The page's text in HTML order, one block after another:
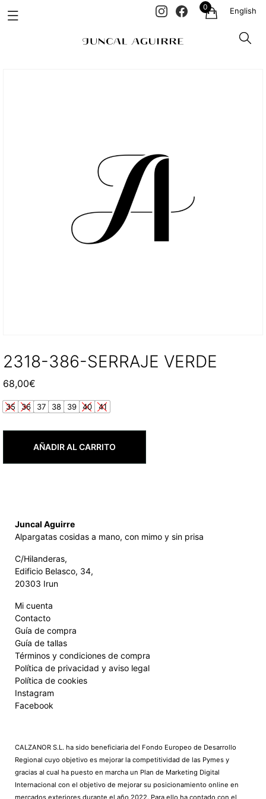
0 English
2318-386-SERRAJE VERDE
68,00€
35 36 37 38 39 40 41
AÑADIR AL CARRITO
Juncal Aguirre
Alpargatas cosidas a mano, con mimo y sin prisa
C/Hilanderas,
Edificio Belasco, 34,
20303 Irun
Mi cuenta
Contacto
Guía de compra
Guía de tallas
Términos y condiciones de compra
Política de privacidad y aviso legal
Política de cookies
Instagram
Facebook
CALZANOR S.L. ha sido beneficiaria del Fondo Europeo de Desarrollo
Regional cuyo objetivo es mejorar la competitividad de las Pymes y
gracias al cual ha puesto en marcha un Plan de Marketing Digital
Internacional con el objetivo de mejorar su posicionamiento online en
mercados exteriores durante el año 2022. Para ello ha contado con el